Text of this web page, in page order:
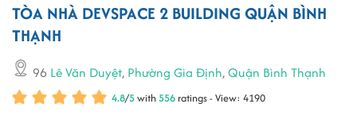
TÒA NHÀ DEVSPACE 2 BUILDING QUẬN BÌNH
THẠNH
96 Lê Văn Duyệt, Phường Gia Định,Quận Bình Thạnh
4.8/5with556 ratings - View: 4190